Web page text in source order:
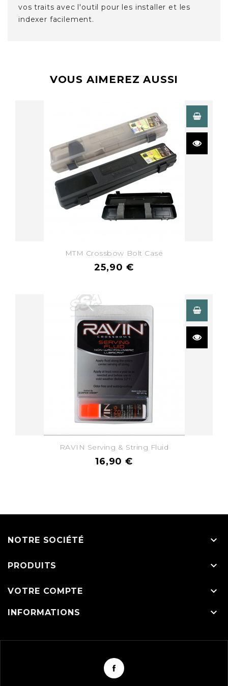
vos traits avec l'outil pour les installer et les
indexer facilement.
VOUS AIMEREZ AUSSI
MTM Crossbow Bolt Case
25,90 €
RAVIN Serving & String Fluid
16,90 €
NOTRE SOCIÉTÉ 
PRODUITS 
VOTRE COMPTE 
INFORMATIONS 